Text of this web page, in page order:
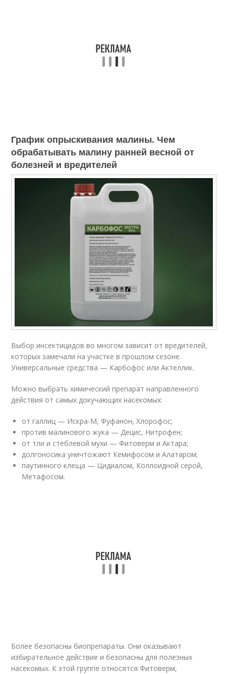
График опрыскивания малины. Чем
обрабатывать малину ранней весной от
болезней и вредителей
Выбор инсектицидов во многом зависит от вредителей,
которых замечали на участке в прошлом сезоне.
Универсальные средства — Карбофос или Актеллик.
Можно выбрать химический препарат направленного
действия от самых докучающих насекомых:
от галлиц — Искра-М, Фуфанон, Хлорофос;
против малинового жука — Децис, Нитрофен;
от тли и стеблевой мухи — Фитоверм и Актара;
долгоносика уничтожают Кемифосом и Алатаром;
паутинного клеща — Цидиалом, Коллоидной серой,
Метафосом.
Более безопасны биопрепараты. Они оказывают
избирательное действие и безопасны для полезных
насекомых. К этой группе относятся Фитоверм,